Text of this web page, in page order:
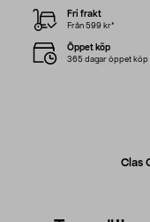
Clas
Fri frakt
Från 599 kr*
Öppet köp
365 dagar öppet köp